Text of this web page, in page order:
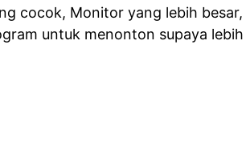
cocok, Monitor yang lebih besar,
untuk menonton supaya lebih